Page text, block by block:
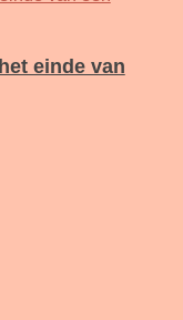
einde van